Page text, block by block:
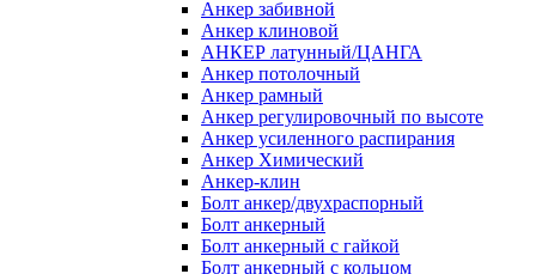
Анкер забивной
Анкер клиновой
АНКЕР латунный/ЦАНГА
Анкер потолочный
Анкер рамный
Анкер регулировочный по высоте
Анкер усиленного распирания
Анкер Химический
Анкер-клин
Болт анкер/двухраспорный
Болт анкерный
Болт анкерный с гайкой
Болт анкерный с кольцом